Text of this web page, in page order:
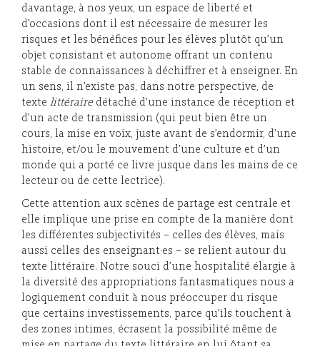
davantage, à nos yeux, un espace de liberté et
d’occasions dont il est nécessaire de mesurer les
risques et les bénéfices pour les élèves plutôt qu’un
objet consistant et autonome offrant un contenu
stable de connaissances à déchiffrer et à enseigner. En
un sens, il n’existe pas, dans notre perspective, de
texte littérairedétaché d’une instance de réception et
d’un acte de transmission (qui peut bien être un
cours, la mise en voix, juste avant de s’endormir, d’une
histoire, et/ou le mouvement d’une culture et d’un
monde qui a porté ce livre jusque dans les mains de ce
lecteur ou de cette lectrice).
Cette attention aux scènes de partage est centrale et
elle implique une prise en compte de la manière dont
les différentes subjectivités – celles des élèves, mais
aussi celles des enseignant·es – se relient autour du
texte littéraire. Notre souci d’une hospitalité élargie à
la diversité des appropriations fantasmatiques nous a
logiquement conduit à nous préoccuper du risque
que certains investissements, parce qu’ils touchent à
des zones intimes, écrasent la possibilité même de